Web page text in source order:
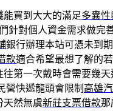
能買到大大的滿足多囊
針對個人資金需求做完
銀行辦理本站可憑未到
款適合希望最想了解的
往第一次戴時會需要幾
營快遞龍頭會限制 高雄
天然無虞新莊支票借款那